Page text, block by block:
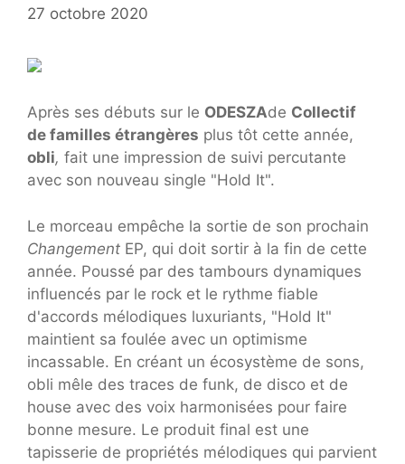
27 octobre 2020
Après ses débuts sur le ODESZAde Collectif
de familles étrangères plus tôt cette année,
obli, fait une impression de suivi percutante
avec son nouveau single "Hold It".
Le morceau empêche la sortie de son prochain
Changement EP, qui doit sortir à la fin de cette
année. Poussé par des tambours dynamiques
influencés par le rock et le rythme fiable
d'accords mélodiques luxuriants, "Hold It"
maintient sa foulée avec un optimisme
incassable. En créant un écosystème de sons,
obli mêle des traces de funk, de disco et de
house avec des voix harmonisées pour faire
bonne mesure. Le produit final est une
tapisserie de propriétés mélodiques qui parvient